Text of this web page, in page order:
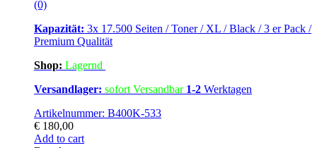
(0)
Kapazität: 3x 17.500 Seiten / Toner / XL / Black / 3 er Pack /
Premium Qualität
Shop: Lagernd
Versandlager: sofort Versandbar 1-2 Werktagen
Artikelnummer: B400K-533
€ 180,00
Add to cart